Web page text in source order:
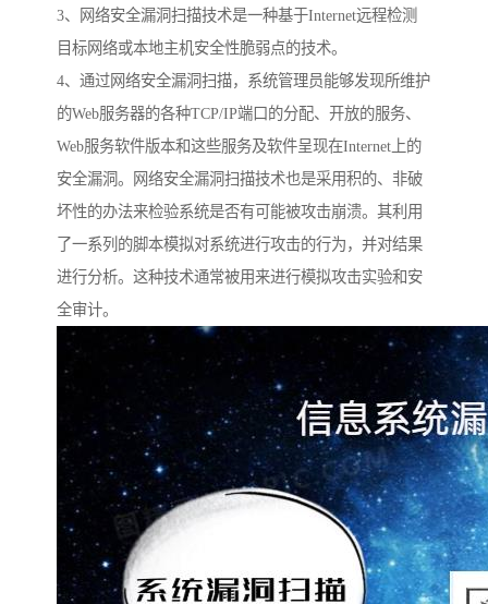
3、网络安全漏洞扫描技术是一种基于Internet远程检测
目标网络或本地主机安全性脆弱点的技术。
4、通过网络安全漏洞扫描，系统管理员能够发现所维护
的Web服务器的各种TCP/IP端口的分配、开放的服务、
Web服务软件版本和这些服务及软件呈现在Internet上的
安全漏洞。网络安全漏洞扫描技术也是采用积的、非破
坏性的办法来检验系统是否有可能被攻击崩溃。其利用
了一系列的脚本模拟对系统进行攻击的行为，并对结果
进行分析。这种技术通常被用来进行模拟攻击实验和安
全审计。